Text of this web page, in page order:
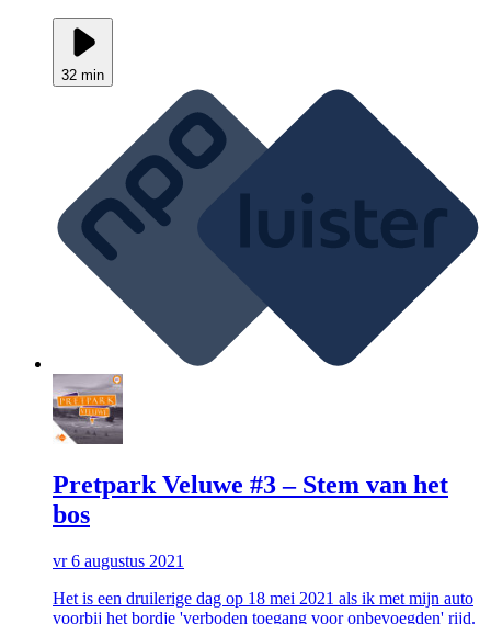
32 min
Pretpark Veluwe #3 – Stem van het
bos
vr 6 augustus 2021
Het is een druilerige dag op 18 mei 2021 als ik met mijn auto
voorbij het bordje 'verboden toegang voor onbevoegden' rijd.